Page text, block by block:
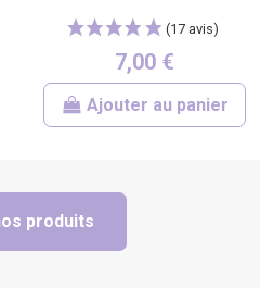
7,00 €
Ajouter au panier
produits